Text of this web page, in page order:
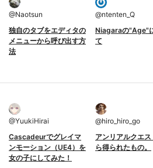
@Naotsun
独自のタブをエディタの
メニューから呼び出す方
法
@ntenten_Q
Niagaraの"Age"
て
@YuukiHirai
Cascadeurでグレイマ
ンモーション（UE4）を
女の子にしてみた！
@hiro_hiro_go
アンリアルクエ
ら得られたもの。